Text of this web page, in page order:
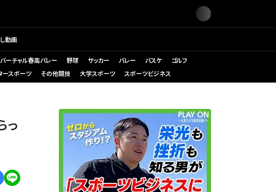
動画
バーチャル春高バレー 野球 サッカー バレー バスケ
ゴルフ
ースポーツ その他競技 大学スポーツ スポーツビジネス
っ